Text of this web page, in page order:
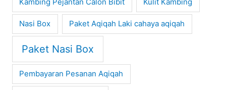
Nasi Box Paket Aqiqah Laki cahaya aqiqah
Paket Nasi Box
Pembayaran Pesanan Aqiqah